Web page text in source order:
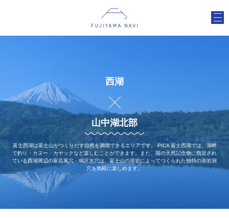
西湖
山中湖北部
富士西湖は富士山がつくりだす自然を満喫できるエリアです。 PICA 富士西湖では、湖畔
で釣り・カヌー・カヤックなど楽しむことができます。また、国の天然記念物に指定され
ている西湖周辺の富岳風穴・鳴沢氷穴は、富士山の溶岩によってつくられた独特の溶岩洞
穴を気軽に楽しめます。